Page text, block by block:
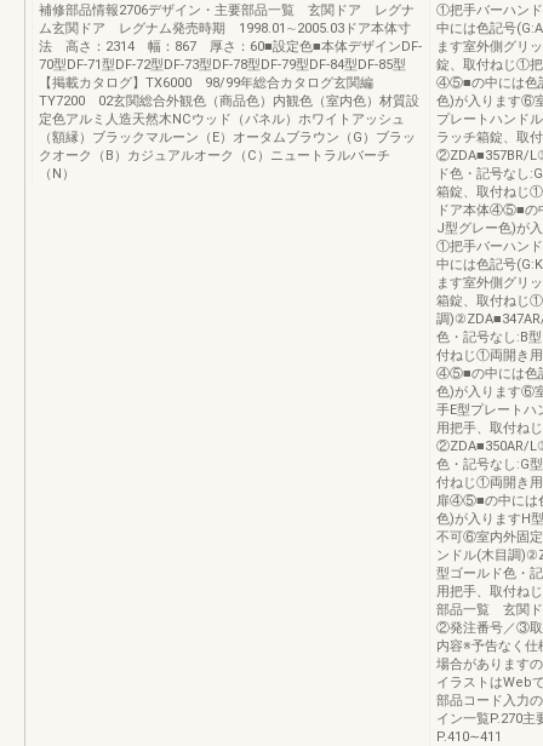
補修部品情報2706デザイン・主要部品一覧 玄関ドア レグナ
ム玄関ドア レグナム発売時期 1998.01∼2005.03ドア本体寸
法 高さ：2314 幅：867 厚さ：60■設定色■本体デザインDF-
70型DF-71型DF-72型DF-73型DF-78型DF-79型DF-84型DF-85型
【掲載カタログ】TX6000 98/99年総合カタログ玄関編
TY7200 02玄関総合外観色（商品色）内観色（室内色）材質設
定色アルミ人造天然木NCウッド（パネル）ホワイトアッシュ
（額縁）ブラックマルーン（E）オータムブラウン（G）ブラッ
クオーク（B）カジュアルオーク（C）ニュートラルバーチ
（N）
①把手バーハン
中には色記号
ます室外側グリ
錠、取付ねじ①
④⑤■の中には色
色)が入ります⑥
プレートハンド
ラッチ箱錠、取
②ZDA■357BR/
ド色・記号なし
箱錠、取付ねじ
ドア本体④⑤■の
J型グレー色)が
①把手バーハン
中には色記号
ます室外側グリ
箱錠、取付ねじ
調
色・記号なし:B
付ねじ①両開き
④⑤■の中には色
色)が入ります⑥
手E型プレート
用把手、取付ね
②ZDA■350AR/
色・記号なし:G
付ねじ①両開き
扉④⑤■の中には
色)が入りますH
不可⑥室内外固
ンドル(木目調
型ゴールド色・
用把手、取付ね
部品一覧 玄関
②発注番号／③
内容※予告なく仕
場合があります
イラストはWeb
部品コード入力
イン一覧P.270主
P.410∼411